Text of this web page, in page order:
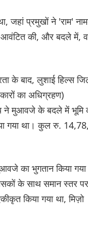
जहां प्रमुखों ने 'राम'
आवंटित की, और बदले में,
के बाद, लुशाई हिल्स
का अधिग्रहण)
ने मुआवजे के बदले में भूमि
गया था। कुल रु.
का भुगतान किया गया
के साथ समान स्तर पर
किया गया था, मिज़ो